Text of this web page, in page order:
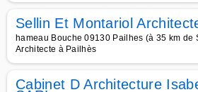
Sellin Et Montariol
hameau Bouche 09130 Pailhes (à 35 km de
Architecte à Pailhès
Cabinet D Architecture